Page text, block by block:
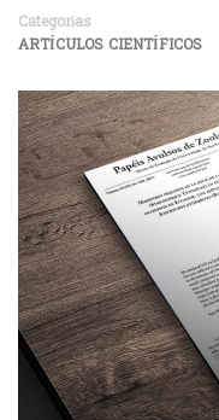
Categorías
ARTÍCULOS CIENTÍFICOS